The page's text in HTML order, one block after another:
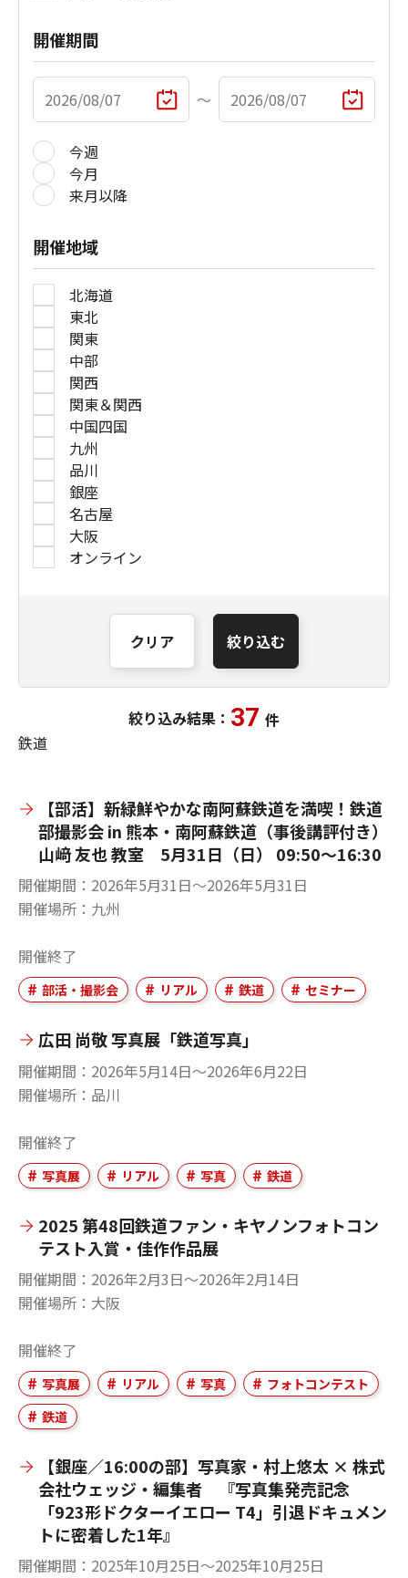
開催期間
〜
今週
今月
来月以降
開催地域
北海道
東北
関東
中部
関西
関東＆関西
中国四国
九州
品川
銀座
名古屋
大阪
オンライン
クリア 絞り込む
絞り込み結果： 37 件
鉄道
【部活】新緑鮮やかな南阿蘇鉄道を満喫！鉄道
部撮影会 in 熊本・南阿蘇鉄道（事後講評付き）
山﨑 友也 教室 5月31日（日） 09:50～16:30
開催期間
2026年5月31日〜2026年5月31日
開催場所
九州
開催終了
部活・撮影会 リアル 鉄道 セミナー
広田 尚敬 写真展「鉄道写真」
開催期間
2026年5月14日〜2026年6月22日
開催場所
品川
開催終了
写真展 リアル 写真 鉄道
2025 第48回鉄道ファン・キヤノンフォトコン
テスト入賞・佳作作品展
開催期間
2026年2月3日〜2026年2月14日
開催場所
大阪
開催終了
写真展 リアル 写真
フォトコンテスト
鉄道
【銀座／16:00の部】写真家・村上悠太 × 株式
会社ウェッジ・編集者 『写真集発売記念
「923形ドクターイエロー T4」引退ドキュメン
トに密着した1年』
開催期間
2025年10月25日〜2025年10月25日